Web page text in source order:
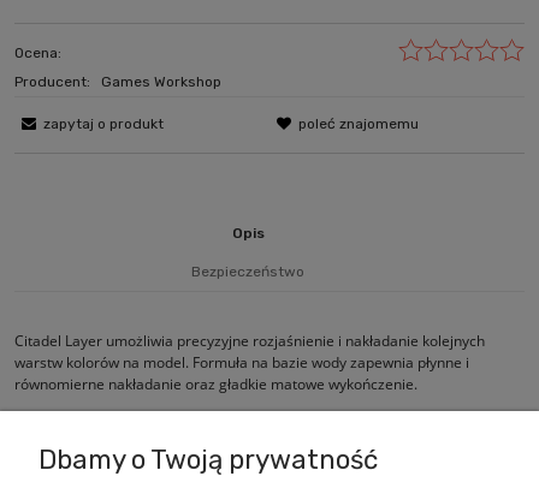
Ocena:
Producent:
Games Workshop
zapytaj o produkt poleć znajomemu
Opis
Bezpieczeństwo
Citadel Layer umożliwia precyzyjne rozjaśnienie i nakładanie kolejnych
warstw kolorów na model. Formuła na bazie wody zapewnia płynne i
równomierne nakładanie oraz gładkie matowe wykończenie.
Dbamy o Twoją prywatność